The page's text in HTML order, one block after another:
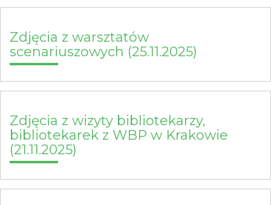
Zdjęcia z warsztatów
scenariuszowych (25.11.2025)
Zdjęcia z wizyty bibliotekarzy,
bibliotekarek z WBP w Krakowie
(21.11.2025)